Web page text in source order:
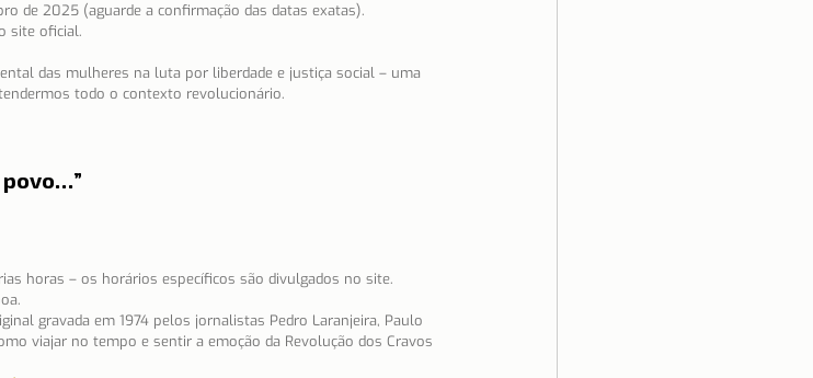
de 2025 (aguarde a confirmação das datas exatas).
site oficial.
das mulheres na luta por liberdade e justiça social – uma
todo o contexto revolucionário.
horas – os horários específicos são divulgados no site.
gravada em 1974 pelos jornalistas Pedro Laranjeira, Paulo
viajar no tempo e sentir a emoção da Revolução dos Cravos